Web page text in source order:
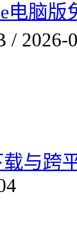
电脑版
/ 2026-
与跨